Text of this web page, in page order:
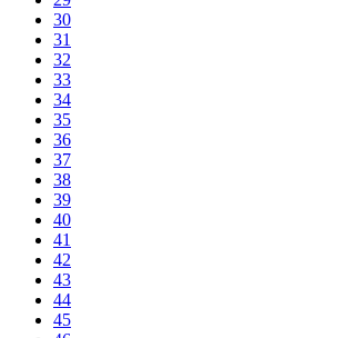
30
31
32
33
34
35
36
37
38
39
40
41
42
43
44
45